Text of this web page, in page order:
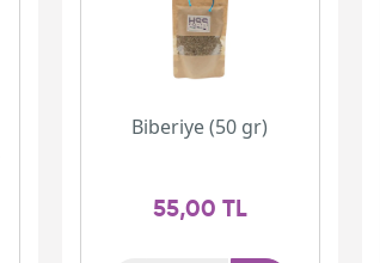
Biberiye (50 gr)
55,00 TL